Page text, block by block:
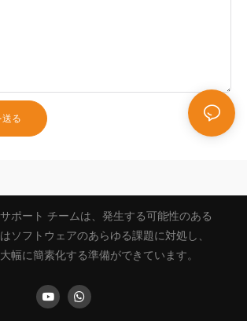
る
ポート チームは、発生する可能性のある
ソフトウェアのあらゆる課題に対処し、
幅に簡素化する準備ができています。